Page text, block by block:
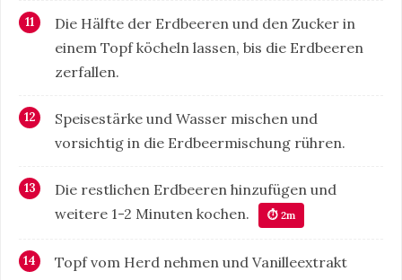
Die Hälfte der Erdbeeren und den Zucker in
einem Topf köcheln lassen, bis die Erdbeeren
zerfallen.
Speisestärke und Wasser mischen und
vorsichtig in die Erdbeermischung rühren.
Die restlichen Erdbeeren hinzufügen und
weitere 1-2 Minuten kochen.
⏱ 2m
Topf vom Herd nehmen und Vanilleextrakt